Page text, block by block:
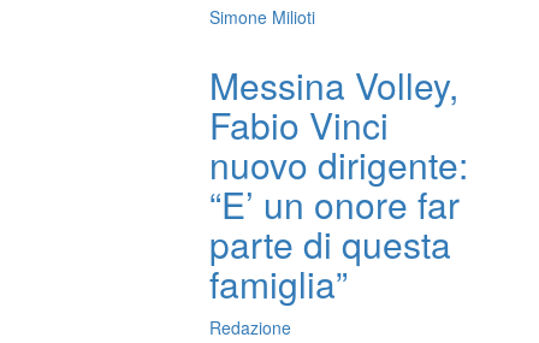
Simone Milioti
Messina Volley,
Fabio Vinci
nuovo dirigente:
“E’ un onore far
parte di questa
famiglia”
Redazione